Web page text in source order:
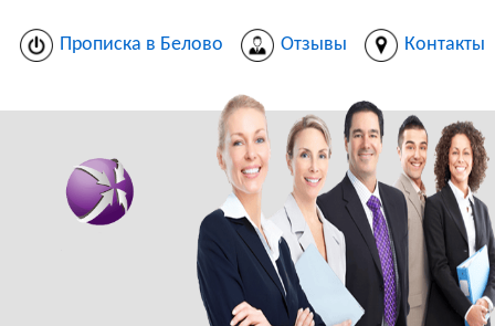
Прописка в Белово Отзывы Контакты